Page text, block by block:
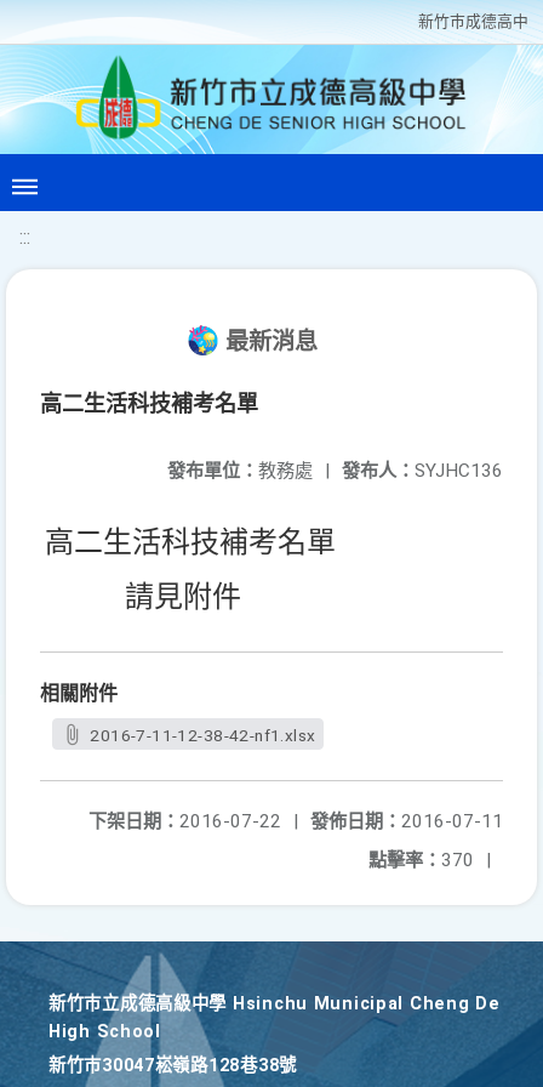
新竹巿成德高中
:::
最新消息
高二生活科技補考名單
發布人： SYJHC136
發布單位： 教務處 |
高二生活科技補考名單
請見附件
相關附件
2016-7-11-12-38-42-nf1.xlsx
發佈日期： 2016-07-11
下架日期： 2016-07-22
|
點擊率： 370 |
新竹巿立成德高級中學 Hsinchu Municipal Cheng De
High School
新竹巿30047崧嶺路128巷38號